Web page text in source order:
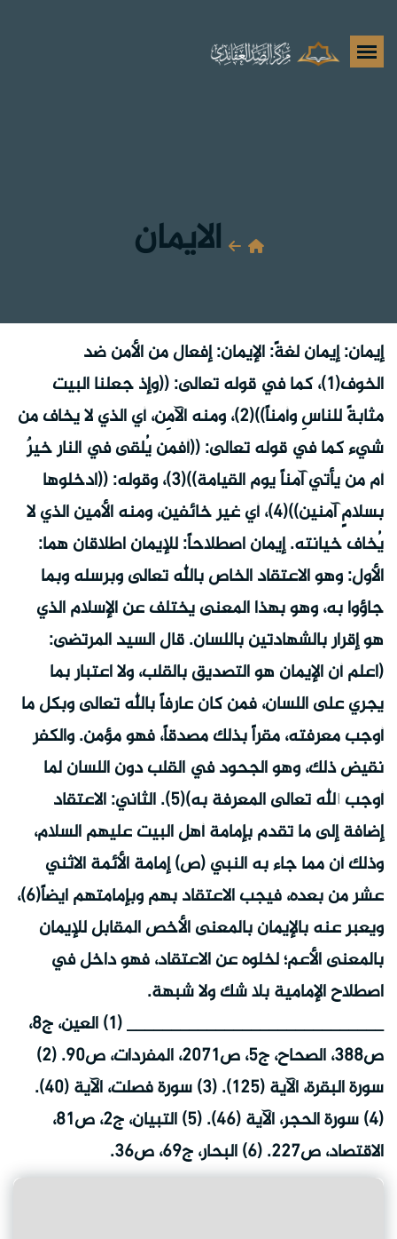
الايمان
إيمان: إيمان لغةً: الإيمان: إفعال من الأمن ضد
الخوف(1)، كما في قوله تعالى: ((وإذ جعلنا البيت
مثابةً للناسِ وأمناً))(2)، ومنه الآمِن، أي الذي لا يخاف من
شيء كما في قوله تعالى: ((أفمن يُلقى في النار خيرٌ
أم من يأتي آمناً يوم القيامة))(3)، وقوله: ((ادخلوها
بسلامٍ آمنين))(4)، أي غير خائفين، ومنه الأمين الذي لا
يُخاف خيانته. إيمان اصطلاحاً: للإيمان اطلاقان هما:
الأول: وهو الاعتقاد الخاص بالله تعالى وبرسله وبما
جاؤوا به، وهو بهذا المعنى يختلف عن الإسلام الذي
هو إقرار بالشهادتين باللسان. قال السيد المرتضى:
(اعلم أن الإيمان هو التصديق بالقلب، ولا اعتبار بما
يجري على اللسان، فمن كان عارفاً بالله تعالى وبكل ما
أوجب معرفته، مقراً بذلك مصدقاً، فهو مؤمن. والكفر
نقيض ذلك، وهو الجحود في القلب دون اللسان لما
أوجب الله تعالى المعرفة به)(5). الثاني: الاعتقاد
إضافة إلى ما تقدم بإمامة أهل البيت عليهم السلام،
وذلك أن مما جاء به النبي (ص) إمامة الأئمة الاثني
عشر من بعده، فيجب الاعتقاد بهم وبإمامتهم ايضاً(6)،
ويعبر عنه بالإيمان بالمعنى الأخص المقابل للإيمان
بالمعنى الأعم؛ لخلوه عن الاعتقاد، فهو داخل في
اصطلاح الإمامية بلا شك ولا شبهة.
_____________________________ (1) العين، ج8،
ص388، الصحاح، ج5، ص2071، المفردات، ص90. (2)
سورة البقرة، الآية (125). (3) سورة فصلت، الآية (40).
(4) سورة الحجر، الآية (46). (5) التبيان، ج2، ص81،
الاقتصاد، ص227. (6) البحار، ج69، ص36.